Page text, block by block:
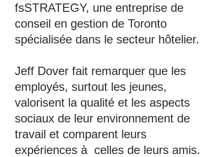
fsSTRATEGY, une entreprise de
conseil en gestion de Toronto
spécialisée dans le secteur hôtelier.
Jeff Dover fait remarquer que les
employés, surtout les jeunes,
valorisent la qualité et les aspects
sociaux de leur environnement de
travail et comparent leurs
expériences à celles de leurs amis.